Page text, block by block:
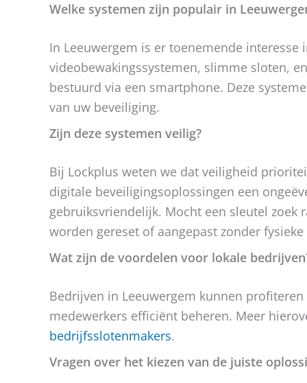
Welke systemen zijn populair in
In Leeuwergem is er toenemende
videobewakingssystemen, slimme sloten,
bestuurd via een smartphone. Deze
van uw beveiliging.
Zijn deze systemen veilig?
Bij Lockplus weten we dat veiligheid
digitale beveiligingsoplossingen een
gebruiksvriendelijk. Mocht een sleutel
worden gereset of aangepast zonder
Wat zijn de voordelen voor lokale
Bedrijven in Leeuwergem kunnen
medewerkers efficiënt beheren. Meer
bedrijfsslotenmakers.
Vragen over het kiezen van de juiste